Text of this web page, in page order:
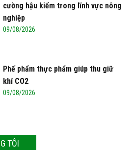
cường hậu kiểm trong lĩnh vực nông
nghiệp
09/08/2026
Phế phẩm thực phẩm giúp thu giữ
khí CO2
09/08/2026
TÔI